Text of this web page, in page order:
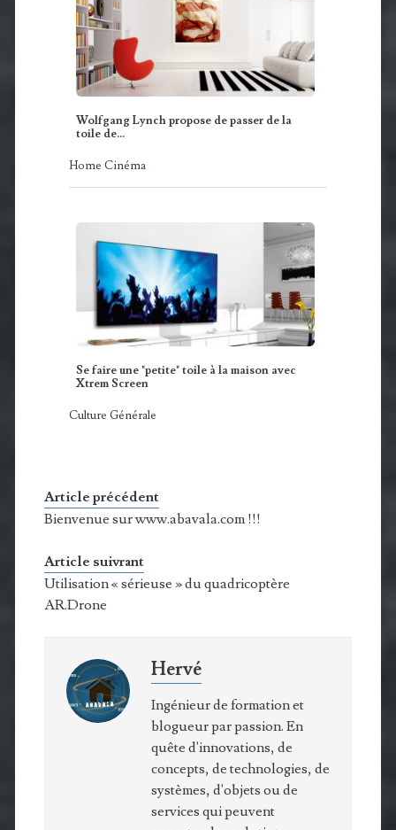
Wolfgang Lynch propose de passer de la
toile de…
Home Cinéma
Se faire une "petite" toile à la maison avec
Xtrem Screen
Culture Générale
Article précédent
Bienvenue sur www.abavala.com !!!
Article suivrant
Utilisation « sérieuse » du quadricoptère
AR.Drone
Hervé
Ingénieur de formation et
blogueur par passion. En
quête d'innovations, de
concepts, de technologies, de
systèmes, d'objets ou de
services qui peuvent